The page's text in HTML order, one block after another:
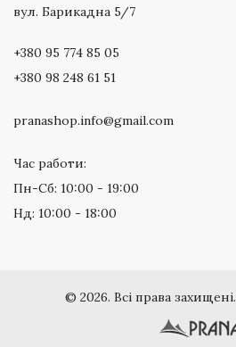
вул. Барикадна 5/7
+380 95 774 85 05
+380 98 248 61 51
pranashop.info@gmail.com
Час работи:
Пн-Сб: 10:00 - 19:00
Нд: 10:00 - 18:00
© 2026. Всі права захищені.